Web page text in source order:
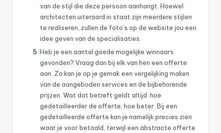
van de stijl die deze persoon aanhangt. Hoewel
architecten uiteraard in staat zijn meerdere stijlen
te realiseren, zullen de foto’s op de website jou een
idee geven van de specialisaties.
Heb je een aantal goede mogelijke winnaars
gevonden? Vraag dan bij elk van hen een offerte
aan. Zo kan je op je gemak een vergelijking maken
van de aangeboden services en de bijbehorende
prijzen. Wat dat betreft geldt altijd: hoe
gedetailleerder de offerte, hoe beter. Bij een
gedetailleerde offerte kan je namelijk precies zien
waar je voor betaald, terwijl een abstracte offerte